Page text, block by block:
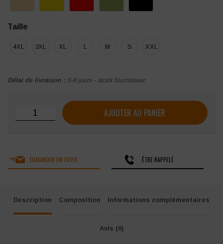
Taille
4XL 3XL XL L M S XXL
Délai de livraison : 5-8 jours - stock fournisseur
quantité de Micropolaire zippée Kariban Falco
AJOUTER AU PANIER
DEMANDER UN DEVIS ÊTRE RAPPELÉ
Description Composition Informations complémentaires
Avis (0)